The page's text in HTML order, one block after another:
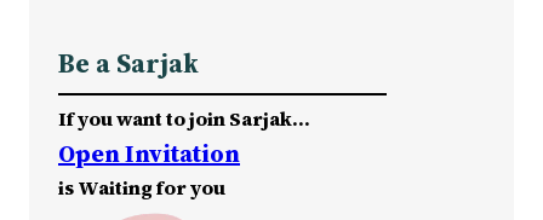
Be a Sarjak
If you want to join Sarjak…
Open Invitation
is Waiting for you